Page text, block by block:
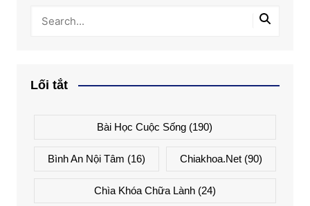
Lối tắt
Bài Học Cuộc Sống (190)
Bình An Nội Tâm (16) Chiakhoa.net (90)
Chìa Khóa Chữa Lành(24)